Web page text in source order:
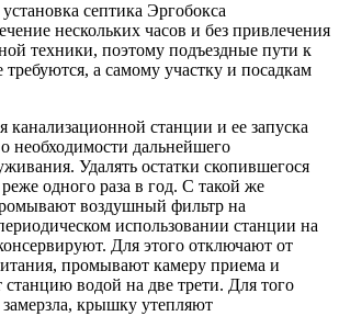
септика Эргобокса
нескольких часов и без привлечения
техники, поэтому подъездные пути к
требуются, а самому участку и посадкам
канализационной станции и ее запуска
необходимости дальнейшего
Удалять остатки скопившегося
одного раза в год. С такой же
воздушный фильтр на
использовании станции на
Для этого отключают от
промывают камеру приема и
станцию водой на две трети. Для того
крышку утепляют